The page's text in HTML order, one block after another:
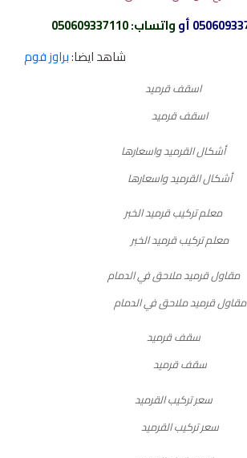
أوواتساب:
050609337110
شاهد ايضا:براوز فوم
اسقف قرميد
أشكال القرميد واسعارها
معلم تركيب قرميد الخبر
مقاول قرميد ملاحق في الدمام
سقف قرميد
سعر تركيب القرميد